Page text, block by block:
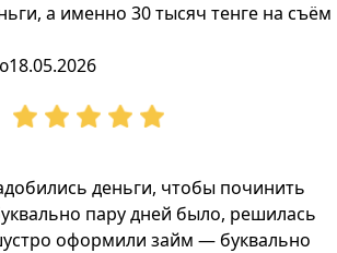
а именно 30 тысяч тенге на съём
18.05.2026
деньги, чтобы починить
пару дней было, решилась
оформили займ — буквально